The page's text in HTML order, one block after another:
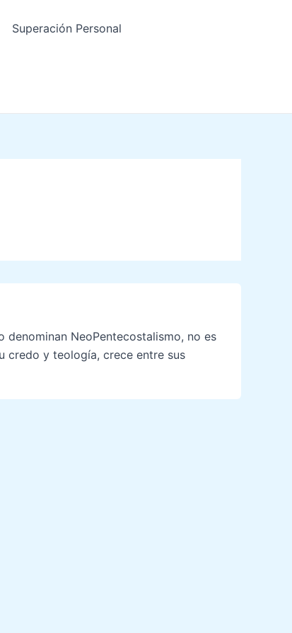
Superación Personal
NeoPentecostalismo, no es
credo y teología, crece entre sus